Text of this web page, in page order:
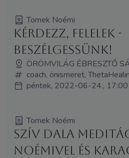
Tomek Noémi
Kérdezz, felelek -
Beszélgessünk!
ÖRÖMVILÁG ÉBRESZTŐ
coach, önismeret,
péntek, 2022-06-24.,
Tomek Noémi
Szív dala
Noémivel és